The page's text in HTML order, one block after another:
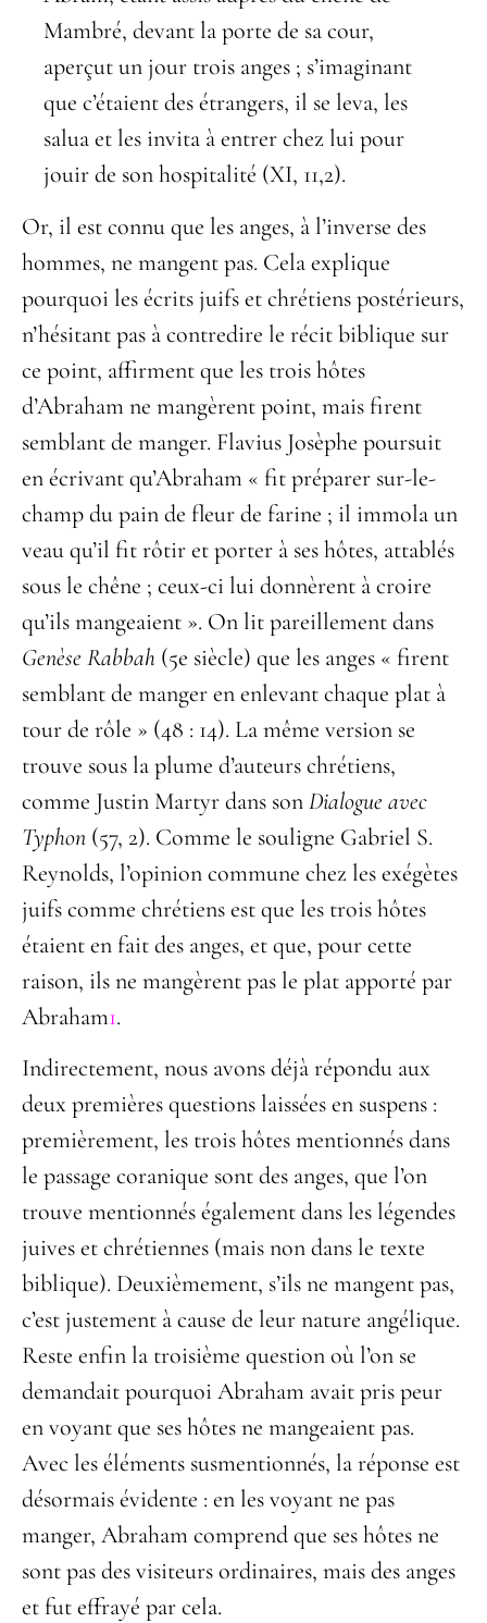
Mambré, devant la porte de sa cour,
aperçut un jour trois anges ; s’imaginant
que c’étaient des étrangers, il se leva, les
salua et les invita à entrer chez lui pour
jouir de son hospitalité (XI, 11,2).
Or, il est connu que les anges, à l’inverse des
hommes, ne mangent pas. Cela explique
pourquoi les écrits juifs et chrétiens postérieurs,
n’hésitant pas à contredire le récit biblique sur
ce point, affirment que les trois hôtes
d’Abraham ne mangèrent point, mais firent
semblant de manger. Flavius Josèphe poursuit
en écrivant qu’Abraham « fit préparer sur-le-
champ du pain de fleur de farine ; il immola un
veau qu’il fit rôtir et porter à ses hôtes, attablés
sous le chêne ; ceux-ci lui donnèrent à croire
qu’ils mangeaient ». On lit pareillement dans
Genèse Rabbah (5e siècle) que les anges « firent
semblant de manger en enlevant chaque plat à
tour de rôle » (48 : 14). La même version se
trouve sous la plume d’auteurs chrétiens,
comme Justin Martyr dans sonDialogueavec
Typhon (57, 2). Comme le souligne Gabriel S.
Reynolds, l’opinion commune chez les exégètes
juifs comme chrétiens est que les trois hôtes
étaient en fait des anges, et que, pour cette
raison, ils ne mangèrent pas le plat apporté par
Abraham1.
Indirectement, nous avons déjà répondu aux
deux premières questions laissées en suspens :
premièrement, les trois hôtes mentionnés dans
le passage coranique sont des anges, que l’on
trouve mentionnés également dans les légendes
juives et chrétiennes (mais non dans le texte
biblique). Deuxièmement, s’ils ne mangent pas,
c’est justement à cause de leur nature angélique.
Reste enfin la troisième question où l’on se
demandait pourquoi Abraham avait pris peur
en voyant que ses hôtes ne mangeaient pas.
Avec les éléments susmentionnés, la réponse est
désormais évidente : en les voyant ne pas
manger, Abraham comprend que ses hôtes ne
sont pas des visiteurs ordinaires, mais des anges
et fut effrayé par cela.